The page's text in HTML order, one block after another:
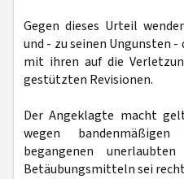
Gegen dieses Urteil
und - zu seinen Ungunsten
mit ihren auf die
gestützten Revisionen.
Der Angeklagte macht
wegen
begangenen
Betäubungsmitteln sei